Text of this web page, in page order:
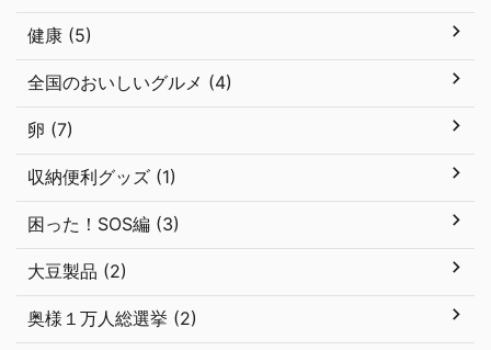
健康 (5)
全国のおいしいグルメ (4)
卵 (7)
収納便利グッズ (1)
困った！SOS編 (3)
大豆製品 (2)
奥様１万人総選挙 (2)